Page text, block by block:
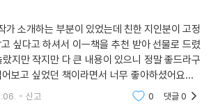
다. 오랫동안 SNS나 일상의 사유를 꾸준히 기록
펴낸 것이다. 그래서일까, 『그림책이라는 산』은
못해 리얼하다.
되기까지 어떤 말 못할 고충과 현실의 벽이 있었
숙제가 남아 있는지, 세세하고 자잘한 것들까지
가 소개하는 부분이 있었는데 친한 지인분이 고정
싶다고 하셔서 이ㅡ책을 추천 받아 선물로 드렸
정말 좋드라구
보고 싶었던 책이라면서 너무 좋아하셨어요~~
려고 해요. 고정순 작가님 정말 대단하신 분이라
신고 0 댓글0